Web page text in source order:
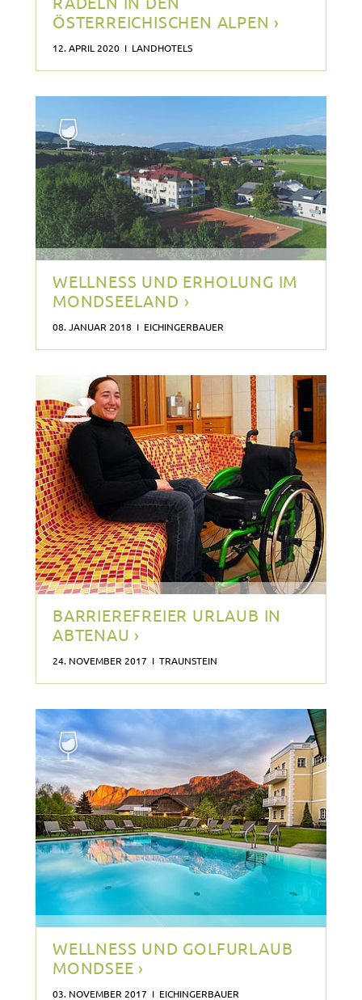
ÖSTERREICHISCHEN ALPEN ›
12. APRIL 2020 I LANDHOTELS
WELLNESS UND ERHOLUNG IM
MONDSEELAND ›
08. JANUAR 2018 I EICHINGERBAUER
BARRIEREFREIER URLAUB IN
ABTENAU ›
24. NOVEMBER 2017 I TRAUNSTEIN
WELLNESS UND GOLFURLAUB
MONDSEE ›
03. NOVEMBER 2017 I EICHINGERBAUER